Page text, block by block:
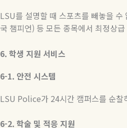
LSU를 설명할 때 스포츠를 빼놓을 수
국 챔피언) 등 모든 종목에서 최정상
6. 학생 지원 서비스
6-1. 안전 시스템
LSU Police가 24시간 캠퍼스를 순찰
6-2. 학술 및 적응 지원